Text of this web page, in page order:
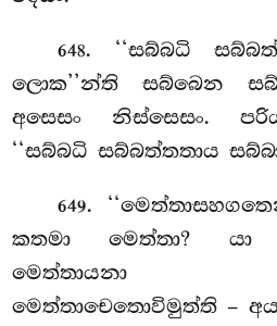
648. ‘‘සබ්බධි
ලොක’’න්ති සබ්බෙන
අසෙසං නිස්සෙසං.
‘‘සබ්බධි සබ්බත්තතාය
649.
කතමා මෙත්තා?
මෙත්තායනා
මෙත්තාචෙතොවිමුත්ති – අයං